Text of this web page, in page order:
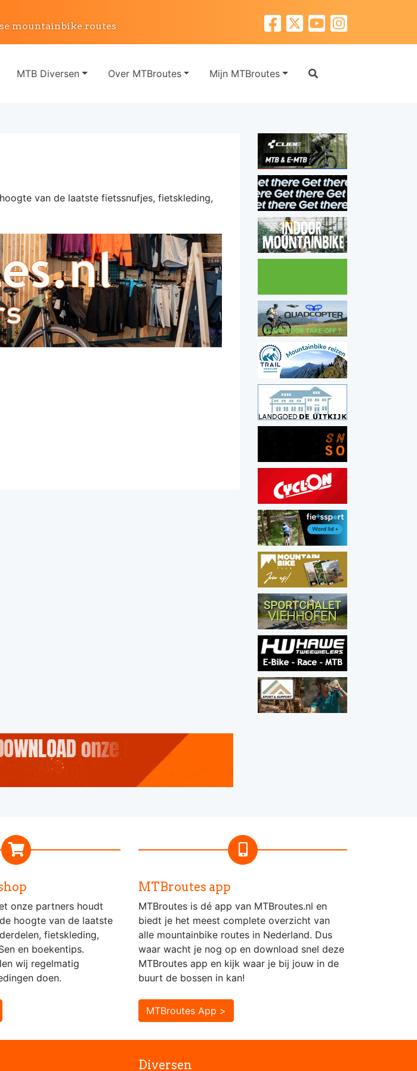
mountainbike routes
MTB Diversen Over MTBroutes Mijn MTBroutes
van de laatste fietssnufjes, fietskleding,
onze partners houdt
hoogte van de laatste
fietskleding,
en boekentips.
wij regelmatig
doen.
MTBroutes app
MTBroutes is dé app van MTBroutes.nl en
biedt je het meest complete overzicht van
alle mountainbike routes in Nederland. Dus
waar wacht je nog op en download snel deze
MTBroutes app en kijk waar je bij jouw in de
buurt de bossen in kan!
MTBroutes App >
Diversen